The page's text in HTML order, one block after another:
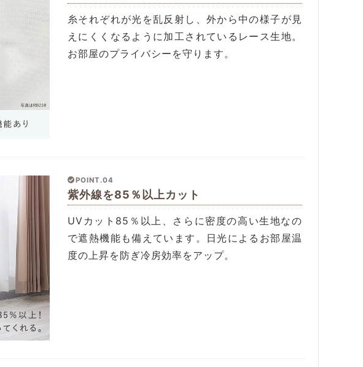
糸それぞれが光を乱反射し、外から中の様子が見
えにくくなるように加工されているレース生地。
お部屋のプライバシーを守ります。
POINT.04
紫外線を85％以上カット
UVカット85％以上、さらに密度の高い生地なの
で遮熱機能も備えています。日光によるお部屋温
度の上昇を防ぎ冷房効率をアップ。